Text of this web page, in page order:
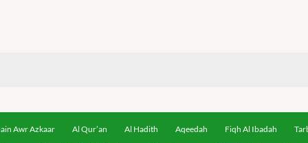
Awr Azkaar Al Qur’an Al Hadith Aqeedah Fiqh Al Ibadah